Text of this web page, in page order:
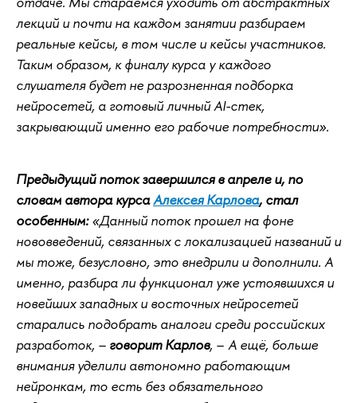
лекций и почти на каждом занятии разбираем
реальные кейсы, в том числе и кейсы участников.
Таким образом, к финалу курса у каждого
слушателя будет не разрозненная подборка
нейросетей, а готовый личный AI-стек,
закрывающий именно его рабочие потребности».
Предыдущий поток завершился в апреле и, по
словам автора курсаАлексея Карлова, стал
особенным:«Данный поток прошел на фоне
нововведений, связанных с локализацией названий и
мы тоже, безусловно, это внедрили и дополнили. А
именно, разбира ли функционал уже устоявшихся и
новейших западных и восточных нейросетей
старались подобрать аналоги среди российских
разработок, – говорит Карлов, – А ещё, больше
внимания уделили автономно работающим
нейронкам, то есть без обязательного